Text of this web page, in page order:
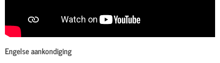
Engelse aankondiging